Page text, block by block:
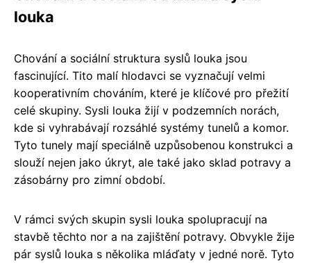
louka
Chování a sociální struktura syslů louka jsou
fascinující. Tito malí hlodavci se vyznačují velmi
kooperativním chováním, které je klíčové pro přežití
celé skupiny. Sysli louka žijí v podzemních norách,
kde si vyhrabávají rozsáhlé systémy tunelů a komor.
Tyto tunely mají speciálně uzpůsobenou konstrukci a
slouží nejen jako úkryt, ale také jako sklad potravy a
zásobárny pro zimní období.
V rámci svých skupin sysli louka spolupracují na
stavbě těchto nor a na zajištění potravy. Obvykle žije
pár syslů louka s několika mláďaty v jedné norě. Tyto